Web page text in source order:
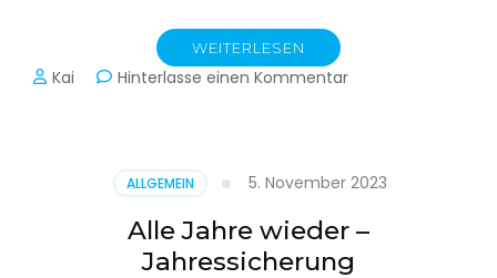
WEITERLESEN
Kai Hinterlasse einen Kommentarzu
ALLGEMEIN 5. November 2023
Alle Jahre wieder –
Jahressicherung